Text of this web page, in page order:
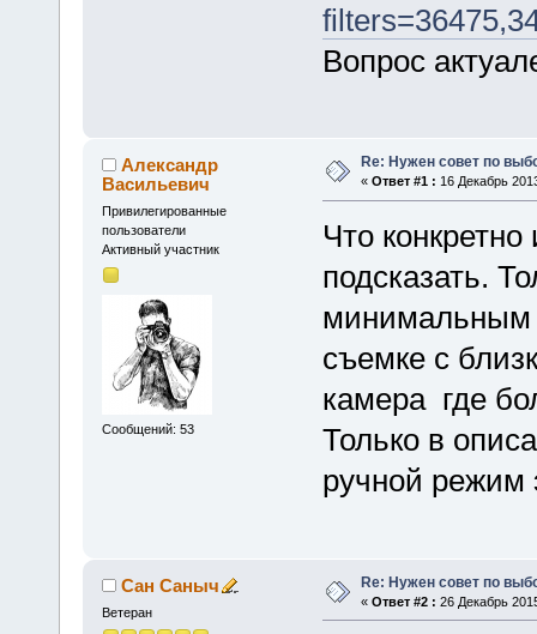
Вопрос
Александр
Васильевич
Привилегированные
пользователи
Активный участник
Сообщений: 53
Re: Нужен совет по
« Ответ #1 : 16 Декабрь
Что
подсказать.
минимальным
съемке с
камера где
Только в
ручной
Сан Саныч
Ветеран
Re: Нужен совет по
« Ответ #2 : 26 Декабрь